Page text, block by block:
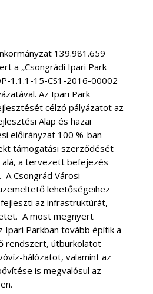
139.981.659
a „Csongrádi Ipari Park
1.1.1-15-CS1-2016-00002
Az Ipari Park
célzó pályázatot az
Alap és hazai
előirányzat 100 %-ban
támogatási szerződését
alá, a tervezett befejezés
A Csongrád Városi
lehetőségeihez
az infrastruktúrát,
A most megnyert
Ipari Parkban tovább építik a
rendszert, útburkolatot
hálózatot, valamint az
is megvalósul az